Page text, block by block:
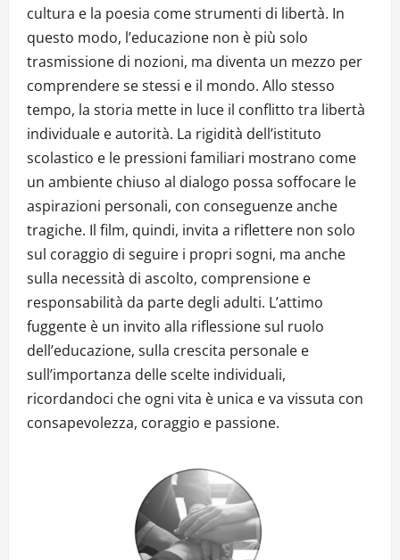
cultura e la poesia come strumenti di libertà. In
questo modo, l’educazione non è più solo
trasmissione di nozioni, ma diventa un mezzo per
comprendere se stessi e il mondo. Allo stesso
tempo, la storia mette in luce il conflitto tra libertà
individuale e autorità. La rigidità dell’istituto
scolastico e le pressioni familiari mostrano come
un ambiente chiuso al dialogo possa soffocare le
aspirazioni personali, con conseguenze anche
tragiche. Il film, quindi, invita a riflettere non solo
sul coraggio di seguire i propri sogni, ma anche
sulla necessità di ascolto, comprensione e
responsabilità da parte degli adulti. L’attimo
fuggente è un invito alla riflessione sul ruolo
dell’educazione, sulla crescita personale e
sull’importanza delle scelte individuali,
ricordandoci che ogni vita è unica e va vissuta con
consapevolezza, coraggio e passione.